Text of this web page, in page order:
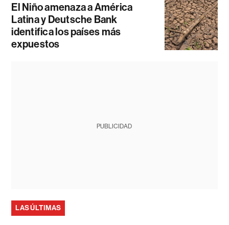
El Niño amenaza a América
Latina y Deutsche Bank
identifica los países más
expuestos
PUBLICIDAD
LAS ÚLTIMAS